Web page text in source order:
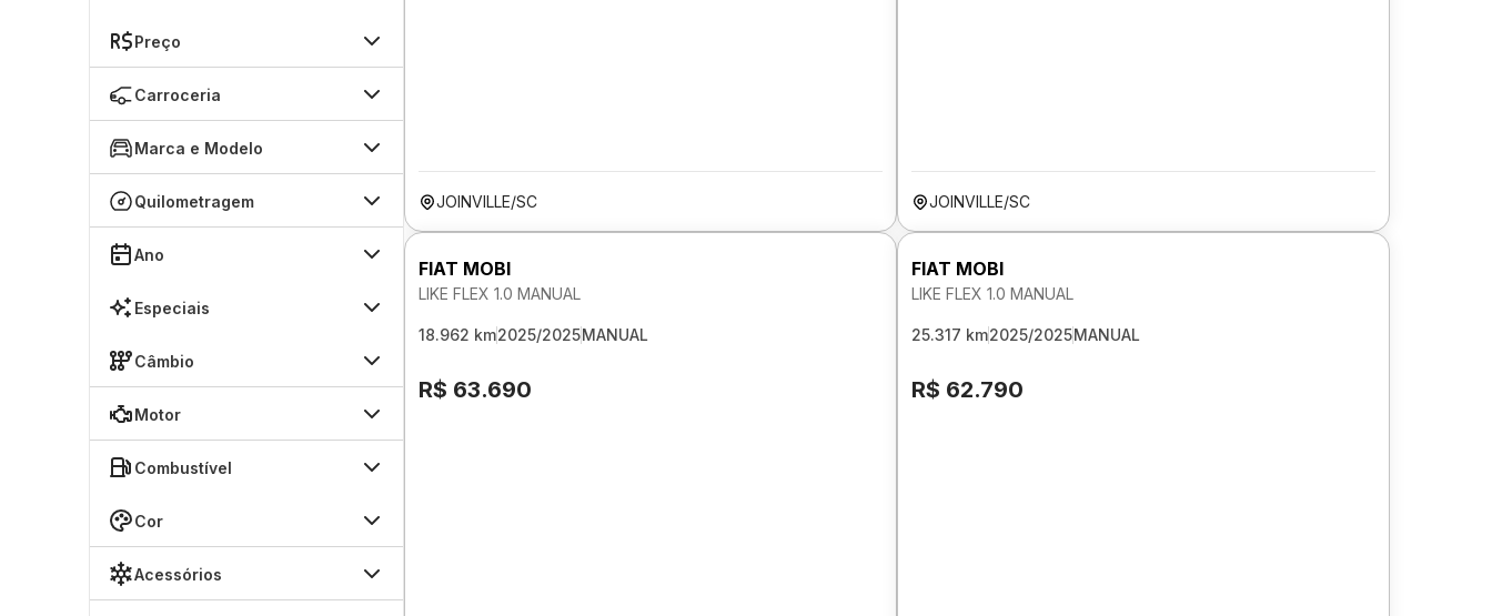
Preço
Carroceria
Marca e Modelo
Quilometragem
Ano
Especiais
Câmbio
Motor
Combustível
Cor
Acessórios
JOINVILLE/SC JOINVILLE/SC
FIAT MOBI
LIKE FLEX 1.0 MANUAL
18.962 km2025/2025MANUAL
R$ 63.690
FIAT MOBI
LIKE FLEX 1.0 MANUAL
25.317 km2025/2025MANUAL
R$ 62.790